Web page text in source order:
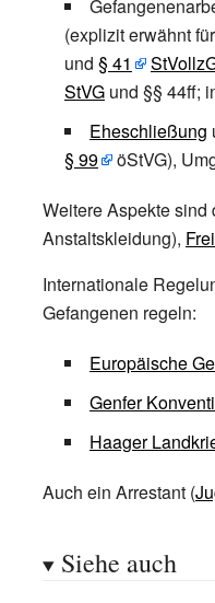
(explizit erwähnt
und § 41
StVG und §§ 44ff;
Eheschließung
§ 99 öStVG),
Weitere Aspekte sind
Anstaltskleidung),
Internationale
Gefangenen regeln:
Europäische
Genfer
Haager
Auch ein Arrestant (
Siehe auch